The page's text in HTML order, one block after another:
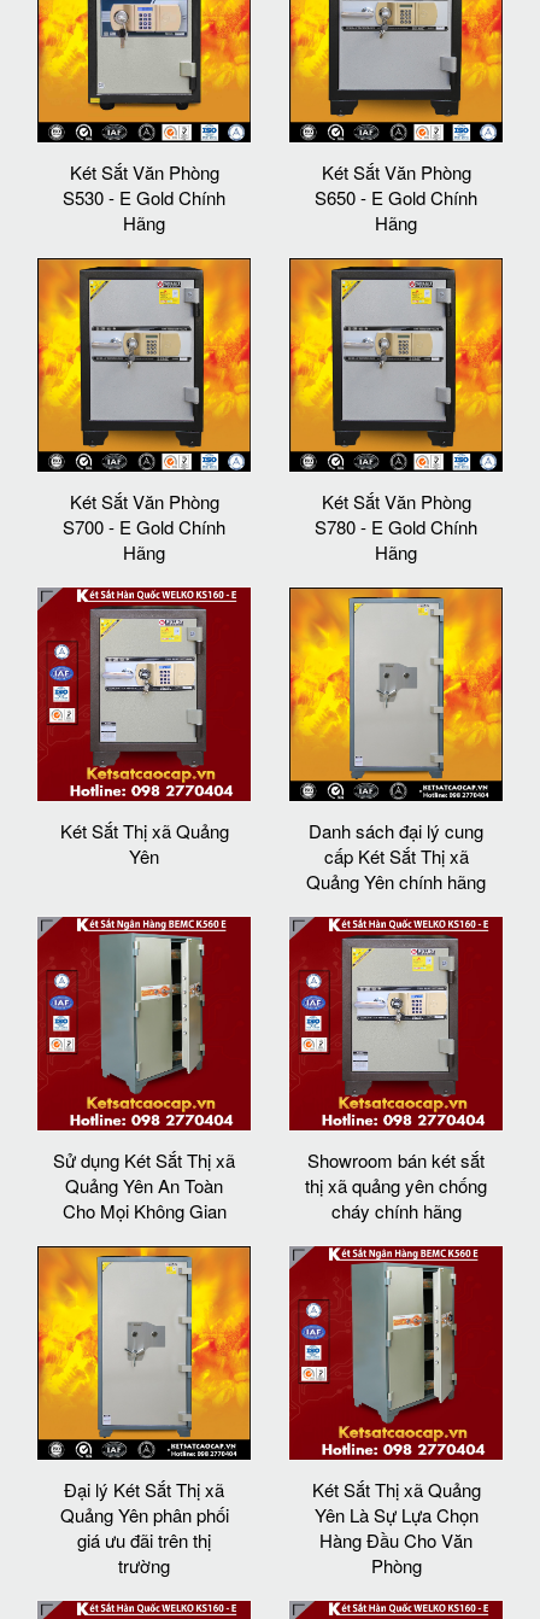
Két Sắt Văn Phòng
S530 - E Gold Chính
Hãng
Két Sắt Văn Phòng
S650 - E Gold Chính
Hãng
Két Sắt Văn Phòng
S700 - E Gold Chính
Hãng
Két Sắt Văn Phòng
S780 - E Gold Chính
Hãng
Két Sắt Thị xã Quảng
Yên
Danh sách đại lý cung
cấp Két Sắt Thị xã
Quảng Yên chính hãng
Sử dụng Két Sắt Thị xã
Quảng Yên An Toàn
Cho Mọi Không Gian
Showroom bán két sắt
thị xã quảng yên chống
cháy chính hãng
Đại lý Két Sắt Thị xã
Quảng Yên phân phối
giá ưu đãi trên thị
trường
Két Sắt Thị xã Quảng
Yên Là Sự Lựa Chọn
Hàng Đầu Cho Văn
Phòng